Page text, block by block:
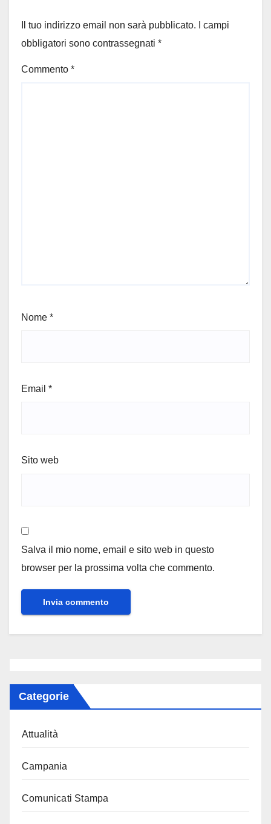
Il tuo indirizzo email non sarà pubblicato.
I campi
obbligatori sono contrassegnati *
Commento *
Nome *
Email *
Sito web
Salva il mio nome, email e sito web in questo
browser per la prossima volta che commento.
Categorie
Attualità
Campania
Comunicati Stampa